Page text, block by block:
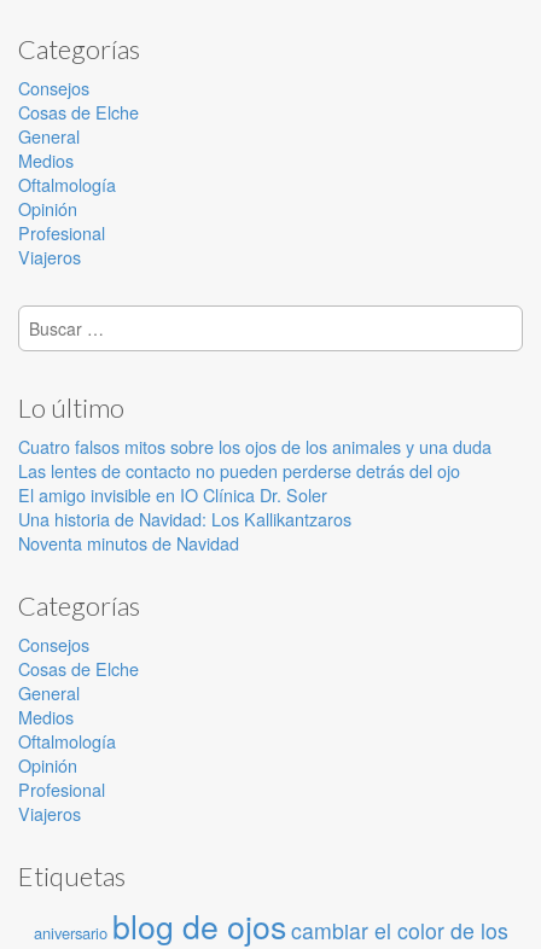
Categorías
Consejos
Cosas de Elche
General
Medios
Oftalmología
Opinión
Profesional
Viajeros
Buscar:
Lo último
Cuatro falsos mitos sobre los ojos de los animales y una duda
Las lentes de contacto no pueden perderse detrás del ojo
El amigo invisible en IO Clínica Dr. Soler
Una historia de Navidad: Los Kallikantzaros
Noventa minutos de Navidad
Categorías
Consejos
Cosas de Elche
General
Medios
Oftalmología
Opinión
Profesional
Viajeros
Etiquetas
aniversario blog de ojoscambiar el color de los